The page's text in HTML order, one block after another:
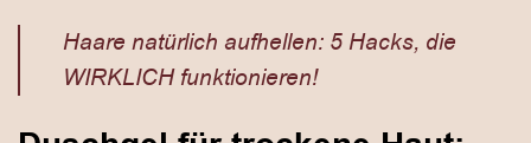
Haare natürlich aufhellen: 5 Hacks, die
WIRKLICH funktionieren!